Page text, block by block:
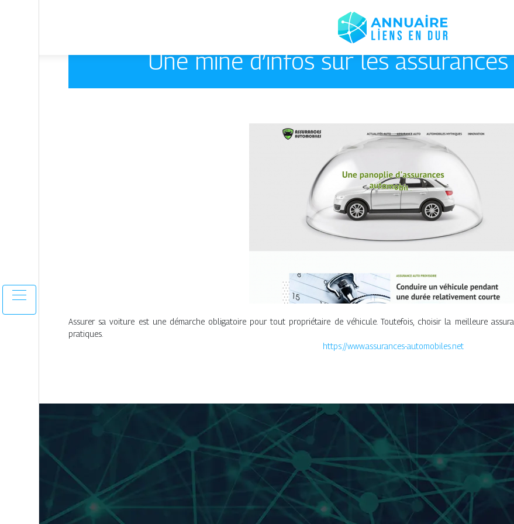
Une mine d’infos sur les
Assurer sa voiture est une démarche obligatoire pour tout propriétaire de véhicule. Toutefois, choisir la meilleure
pratiques.
https://www.assurances-automobiles.net